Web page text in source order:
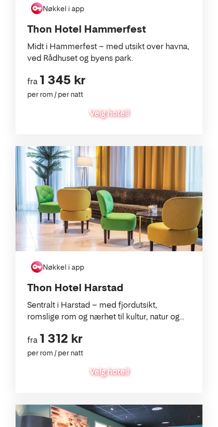
Thon Hotel Hammerfest
Midt i Hammerfest – med utsikt over havna,
ved Rådhuset og byens park.
Nøkkel i app
fra 1 345 kr
per rom / per natt
Velg hotell
Thon Hotel Harstad
Sentralt i Harstad – med fjordutsikt,
romslige rom og nærhet til kultur, natur og
Nøkkel i app
fra 1 312 kr
per rom / per natt
Velg hotell